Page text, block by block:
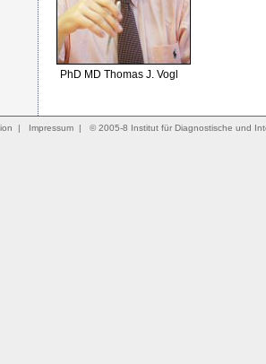
PhD MD Thomas J. Vogl
| Impressum | © 2005-8 Institut für Diagnostische und